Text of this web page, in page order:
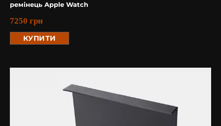
ремінець Apple Watch
7250 грн
КУПИТИ